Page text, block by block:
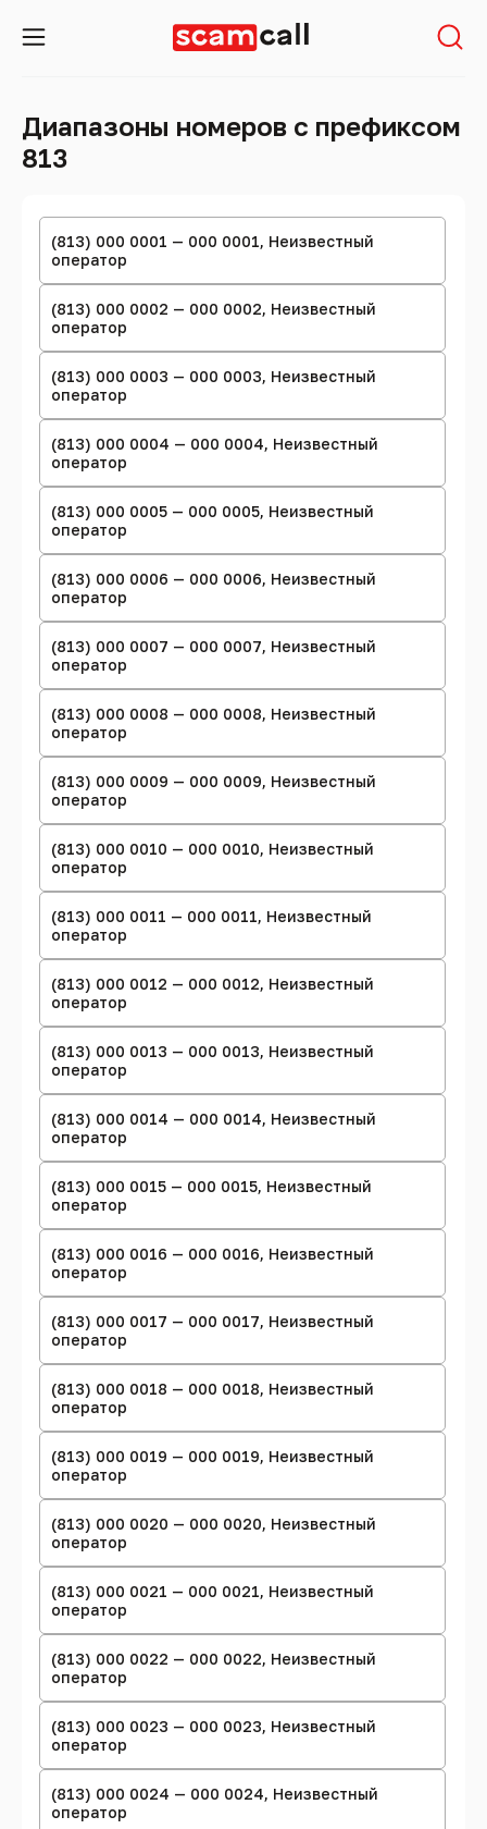
Диапазоны номеров с префиксом
813
(813) 000 0001 — 000 0001, Неизвестный
оператор
(813) 000 0002 — 000 0002, Неизвестный
оператор
(813) 000 0003 — 000 0003, Неизвестный
оператор
(813) 000 0004 — 000 0004, Неизвестный
оператор
(813) 000 0005 — 000 0005, Неизвестный
оператор
(813) 000 0006 — 000 0006, Неизвестный
оператор
(813) 000 0007 — 000 0007, Неизвестный
оператор
(813) 000 0008 — 000 0008, Неизвестный
оператор
(813) 000 0009 — 000 0009, Неизвестный
оператор
(813) 000 0010 — 000 0010, Неизвестный
оператор
(813) 000 0011 — 000 0011, Неизвестный
оператор
(813) 000 0012 — 000 0012, Неизвестный
оператор
(813) 000 0013 — 000 0013, Неизвестный
оператор
(813) 000 0014 — 000 0014, Неизвестный
оператор
(813) 000 0015 — 000 0015, Неизвестный
оператор
(813) 000 0016 — 000 0016, Неизвестный
оператор
(813) 000 0017 — 000 0017, Неизвестный
оператор
(813) 000 0018 — 000 0018, Неизвестный
оператор
(813) 000 0019 — 000 0019, Неизвестный
оператор
(813) 000 0020 — 000 0020, Неизвестный
оператор
(813) 000 0021 — 000 0021, Неизвестный
оператор
(813) 000 0022 — 000 0022, Неизвестный
оператор
(813) 000 0023 — 000 0023, Неизвестный
оператор
(813) 000 0024 — 000 0024, Неизвестный
оператор